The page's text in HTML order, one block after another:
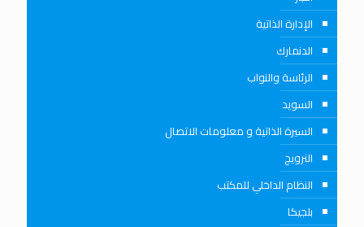
الإدارة الذاتية
الدنمارك
الرئاسة والنواب
السويد
السيرة الذاتية و معلومات الاتصال
النرويج
النظام الداخلي للمكتب
بلجيكا